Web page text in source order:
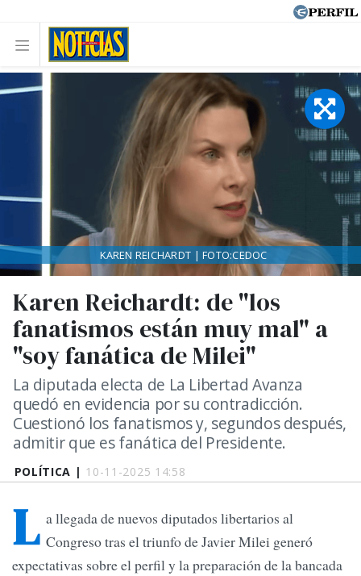
POLÍTICA | 10-11-2025 14:58
Karen Reichardt: de "los
fanatismos están muy mal" a
"soy fanática de Milei"
La diputada electa de La Libertad Avanza
quedó en evidencia por su contradicción.
Cuestionó los fanatismos y, segundos después,
admitir que es fanática del Presidente.
KAREN REICHARDT | FOTO:CEDOC
L a llegada de nuevos diputados libertarios al
Congreso tras el triunfo de Javier Milei generó
expectativas sobre el perfil y la preparación de la bancada